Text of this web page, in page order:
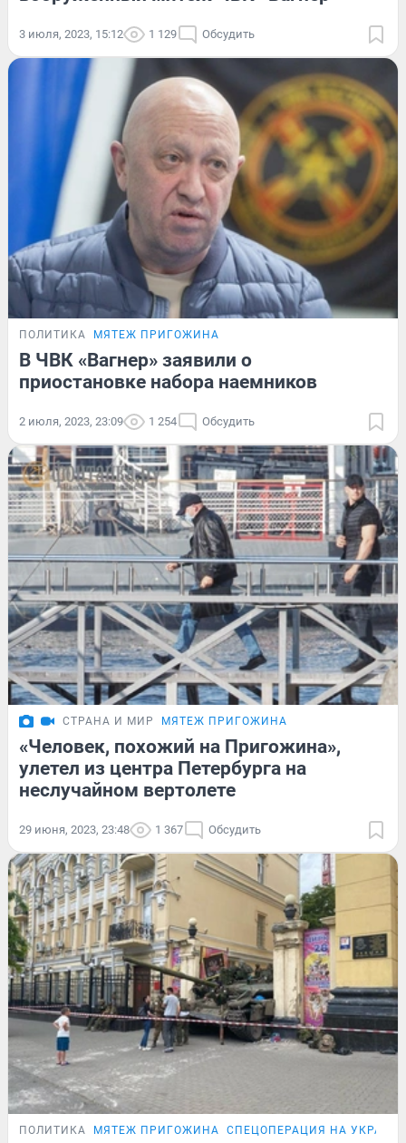
3 июля, 2023, 15:12 1 129 Обсудить
ПОЛИТИКА МЯТЕЖ ПРИГОЖИНА
В ЧВК «Вагнер» заявили о
приостановке набора наемников
2 июля, 2023, 23:09 1 254 Обсудить
СТРАНА И МИР МЯТЕЖ ПРИГОЖИНА
«Человек, похожий на Пригожина»,
улетел из центра Петербурга на
неслучайном вертолете
29 июня, 2023, 23:48 1 367 Обсудить
ПОЛИТИКА МЯТЕЖ ПРИГОЖИНА СПЕЦОПЕРАЦИЯ НА